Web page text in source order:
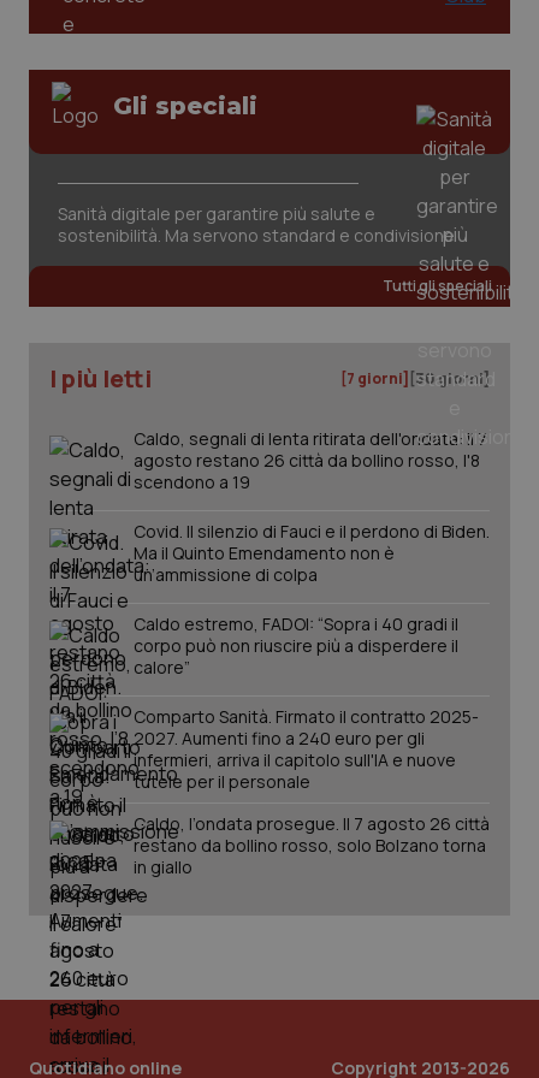
Gli speciali
Sanità digitale per garantire più salute e
sostenibilità. Ma servono standard e condivisione
Tutti gli speciali
I più letti [7 giorni] [30 giorni]
Caldo, segnali di lenta ritirata dell'ondata: il 7
agosto restano 26 città da bollino rosso, l'8
scendono a 19
Covid. Il silenzio di Fauci e il perdono di Biden.
Ma il Quinto Emendamento non è
un’ammissione di colpa
Caldo estremo, FADOI: “Sopra i 40 gradi il
corpo può non riuscire più a disperdere il
calore”
Comparto Sanità. Firmato il contratto 2025-
2027. Aumenti fino a 240 euro per gli
infermieri, arriva il capitolo sull'IA e nuove
tutele per il personale
Caldo, l’ondata prosegue. Il 7 agosto 26 città
restano da bollino rosso, solo Bolzano torna
in giallo
Quotidiano online Copyright 2013-2026
CookieScript
www.quotidianosanita.it
tracking-sites-ironfish-
tracking-sites-ironfish-
session-id
www.quotidianosanita.it
_ga
Google LLC
.quotidianosanita.it